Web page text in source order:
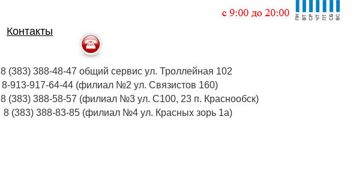
Контакты
8 (383) 388-48-47 общий сервис ул. Троллейная 102
8-913-917-64-44 (филиал №2 ул. Связистов 160)
8 (383) 388-58-57 (филиал №3 ул. С100, 23 п. Краснообск)
8 (383) 388-83-85 (филиал №4 ул. Красных зорь 1а)